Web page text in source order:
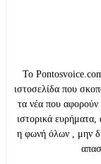
Το
ιστοσελίδα που
τα νέα που αφορούν
ιστορικά ευρήματα,
η φωνή όλων , μην